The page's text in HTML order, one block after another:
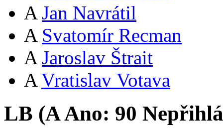
A Jan Navrátil
A Svatomír Recman
A Jaroslav Štrait
A Vratislav Votava
LB (AAno: 90